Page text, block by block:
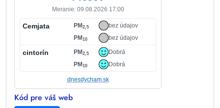
Meranie: 09.08.2026 17:00
Cemjata PM2,5
bez údajov
PM10 bez údajov
cintorín PM2,5
Dobrá
PM10 Dobrá
dnesdycham.sk
Kód pre váš web